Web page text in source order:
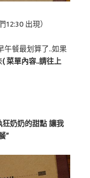
12:30 出現）
午餐最划算了..如果
( 菜單內容..請往上
狂奶奶的甜點 讓我
”